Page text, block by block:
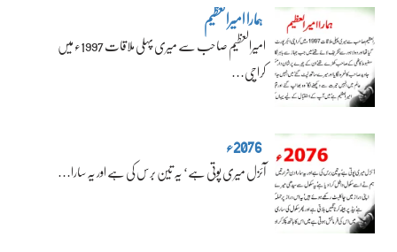
ہمارا امیرالعظیم
امیرالعظیم صاحب سے میری پہلی ملاقات 1997ء میں
کراچی…
2076ء
آئزل میری پوتی ہے‘ یہ تین برس کی ہے اور یہ سارا…